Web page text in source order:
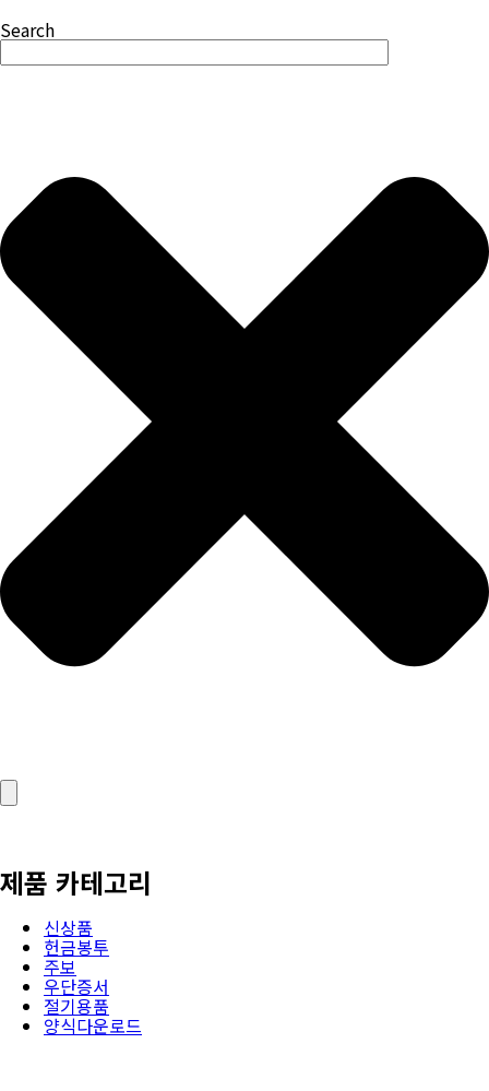
Search
제품 카테고리
신상품
헌금봉투
주보
우단증서
절기용품
양식다운로드